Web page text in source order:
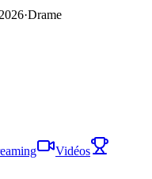
·Drame
Vidéos